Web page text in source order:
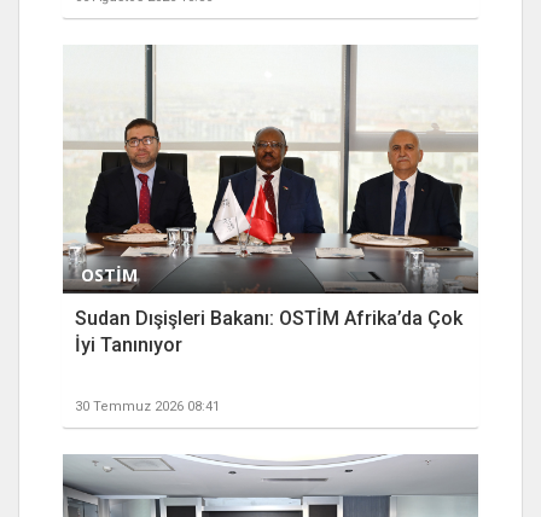
OSTİM
Sudan Dışişleri Bakanı: OSTİM Afrika’da Çok
İyi Tanınıyor
30 Temmuz 2026 08:41